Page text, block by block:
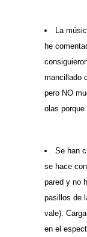
La
he
mancillado
pero NO
olas
Se han
se hace
pared y no
pasillos de
vale).
en el